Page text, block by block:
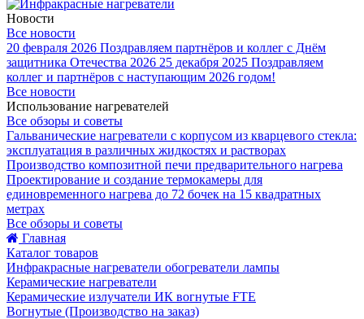
Новости
Все новости
20 февраля 2026 Поздравляем партнёров и коллег с Днём
защитника Отечества 2026 25 декабря 2025 Поздравляем
коллег и партнёров с наступающим 2026 годом!
Все новости
Использование нагревателей
Все обзоры и советы
Гальванические нагреватели с корпусом из кварцевого стекла:
эксплуатация в различных жидкостях и растворах
Производство композитной печи предварительного нагрева
Проектирование и создание термокамеры для
единовременного нагрева до 72 бочек на 15 квадратных
метрах
Все обзоры и советы
Главная
Каталог товаров
Инфракрасные нагреватели обогреватели лампы
Керамические нагреватели
Керамические излучатели ИК вогнутые FTE
Вогнутые (Производство на заказ)